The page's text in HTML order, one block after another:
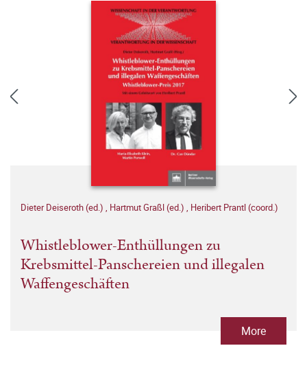
Dieter Deiseroth (ed.) , Hartmut Graßl (ed.) , Heribert Prantl (coord.)
Whistleblower-Enthüllungen zu
Krebsmittel-Panschereien und illegalen
Waffengeschäften
More